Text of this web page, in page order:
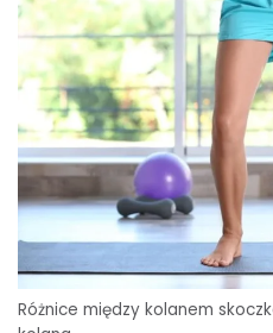
Różnice między kolanem